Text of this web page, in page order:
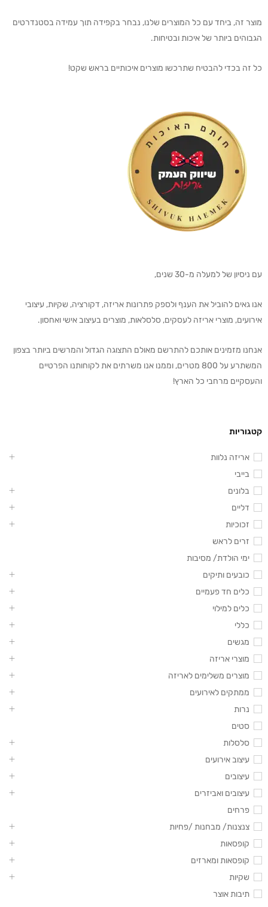
מוצר זה, ביחד עם כל המוצרים שלנו, נבחר בקפידה תוך עמידה בסטנדרטים
הגבוהים ביותר של איכות ובטיחות.
כל זה בכדי להבטיח שתרכשו מוצרים איכותיים בראש שקט!
עם ניסיון של למעלה מ-30 שנים,
אנו גאים להוביל את הענף ולספק פתרונות אריזה, דקורציה, שקיות, עיצובי
אירועים, מוצרי אריזה לעסקים, סלסלאות, מוצרים בעיצוב אישי ואחסון.
אנחנו מזמינים אותכם להתרשם מאולם התצוגה הגדול והמרשים ביותר בצפון
המשתרע על 800 מטרים, וממנו אנו משרתים את לקוחותנו הפרטיים
והעסקיים מרחבי כל הארץ!
קטגוריות
אריזה נלוות
בייבי
בלונים
דליים
זכוכיות
זרים לראש
ימי הולדת/ מסיבות
כובעים ותיקים
כלים חד פעמיים
כלים למילוי
כללי
מגשים
מוצרי אריזה
מוצרים משלימים לאריזה
ממתקים לאירועים
נרות
סטים
סלסלות
עיצוב אירועים
עיצובים
עיצובים ואביזרים
פרחים
צנצנות/ מבחנות /פחיות
קופסאות
קופסאות ומארזים
שקיות
תיבות אוצר